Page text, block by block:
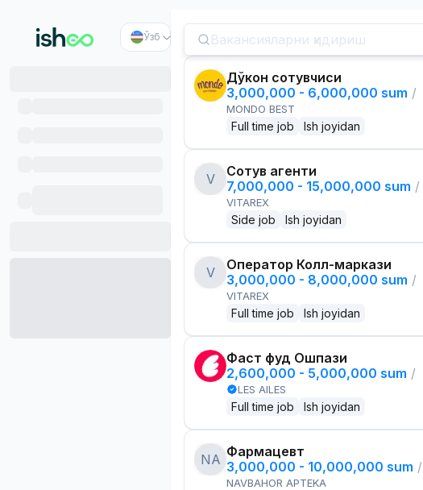
Ўзб
Дўкон сотувчиси
3,000,000 - 6,000,000 sum /
MONDO BEST
Full time job Ish joyidan
V
Сотув агенти
7,000,000 - 15,000,000 sum /
VITAREX
Side job Ish joyidan
V
Оператор Колл-маркази
3,000,000 - 8,000,000 sum /
VITAREX
Full time job Ish joyidan
Фаст фуд Ошпази
2,600,000 - 5,000,000 sum /
LES AILES
Full time job Ish joyidan
NA Фармацевт
3,000,000 - 10,000,000 sum /
NAVBAHOR APTEKA